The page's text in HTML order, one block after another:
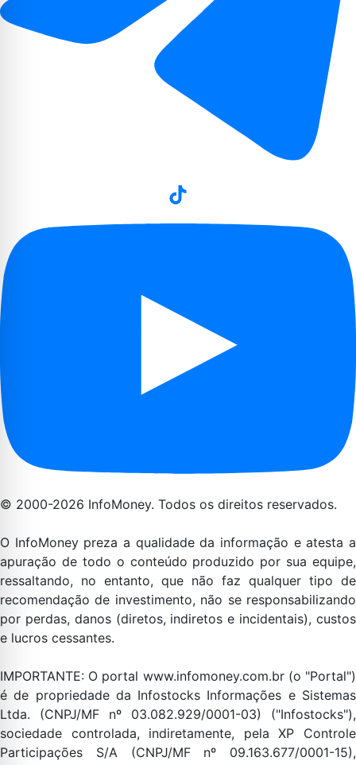
© 2000-2026 InfoMoney. Todos os direitos reservados.
O InfoMoney preza a qualidade da informação e atesta a
apuração de todo o conteúdo produzido por sua equipe,
ressaltando, no entanto, que não faz qualquer tipo de
recomendação de investimento, não se responsabilizando
por perdas, danos (diretos, indiretos e incidentais), custos
e lucros cessantes.
IMPORTANTE: O portal www.infomoney.com.br (o "Portal")
é de propriedade da Infostocks Informações e Sistemas
Ltda. (CNPJ/MF nº 03.082.929/0001-03) ("Infostocks"),
sociedade controlada, indiretamente, pela XP Controle
Participações S/A (CNPJ/MF nº 09.163.677/0001-15),